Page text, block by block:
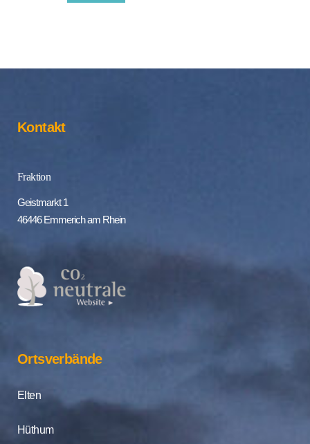
Kontakt
Fraktion
Geistmarkt 1
46446 Emmerich am Rhein
Ortsverbände
Elten
Hüthum